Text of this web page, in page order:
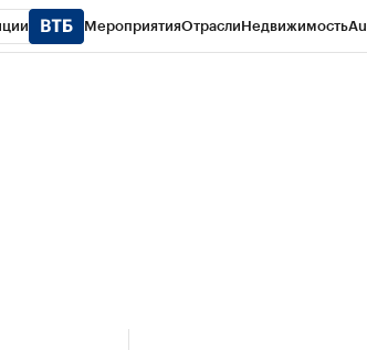
МероприятияОтраслиНедвижимость